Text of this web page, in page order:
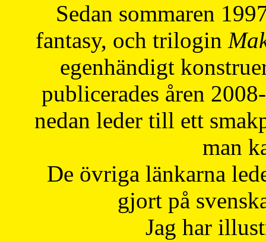
Sedan sommaren
fantasy, och trilogin
egenhändigt
publicerades åren
nedan leder till ett
man
De övriga länkarna
gjort på
Jag har